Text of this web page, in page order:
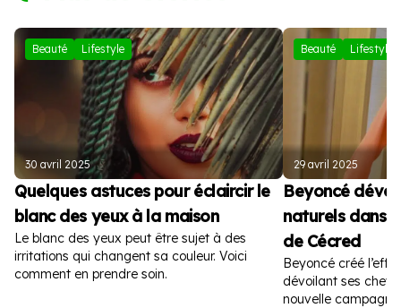
Beauté Lifestyle
30 avril 2025
Quelques astuces pour éclaircir le
blanc des yeux à la maison
Le blanc des yeux peut être sujet à des
irritations qui changent sa couleur. Voici
comment en prendre soin.
Beauté Lifestyle
29 avril 2025
Beyoncé
naturels dans
de Cécred
Beyoncé créé
dévoilant ses
nouvelle